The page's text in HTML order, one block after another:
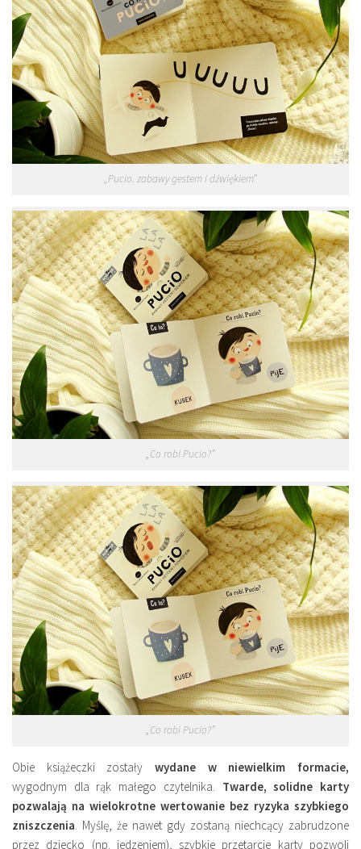
„Pucio. zabawy gestem i dźwiękiem”
„Co robi Pucio?”
„Co robi Pucio?”
Obie książeczki zostały wydane w niewielkim formacie,
wygodnym dla rąk małego czytelnika. Twarde, solidne karty
pozwalają na wielokrotne wertowanie bez ryzyka szybkiego
zniszczenia. Myślę, że nawet gdy zostaną niechcący zabrudzone
przez dziecko (np. jedzeniem), szybkie przetarcie karty pozwoli